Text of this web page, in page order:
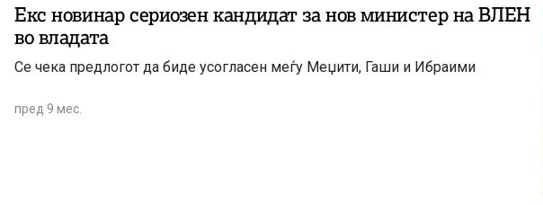
Екс новинар сериозен кандидат за нов министер на ВЛЕН
во владата
Се чека предлогот да биде усогласен меѓу Меџити, Гаши и Ибраими
пред 9 мес.